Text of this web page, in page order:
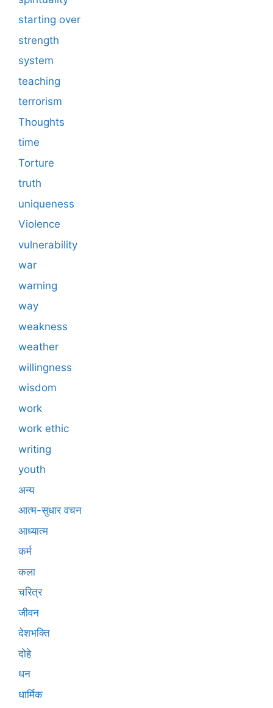
starting over
strength
system
teaching
terrorism
Thoughts
time
Torture
truth
uniqueness
Violence
vulnerability
war
warning
way
weakness
weather
willingness
wisdom
work
work ethic
writing
youth
अन्य
आत्म-सुधार वचन
आध्यात्म
कर्म
कला
चरित्र
जीवन
देशभक्ति
दोहे
धन
धार्मिक